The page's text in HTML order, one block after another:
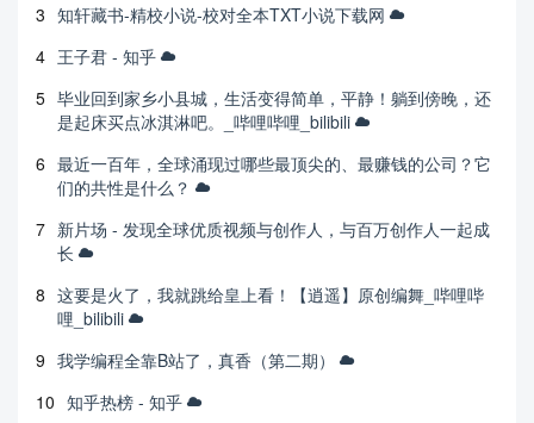
3 知轩藏书-精校小说-校对全本TXT小说下载网
4 王子君 - 知乎
5 毕业回到家乡小县城，生活变得简单，平静！躺到傍晚，还
是起床买点冰淇淋吧。_哔哩哔哩_bilibili
6 最近一百年，全球涌现过哪些最顶尖的、最赚钱的公司？它
们的共性是什么？
7 新片场 - 发现全球优质视频与创作人，与百万创作人一起成
长
8 这要是火了，我就跳给皇上看！【逍遥】原创编舞_哔哩哔
哩_bilibili
9 我学编程全靠B站了，真香（第二期）
10 知乎热榜 - 知乎